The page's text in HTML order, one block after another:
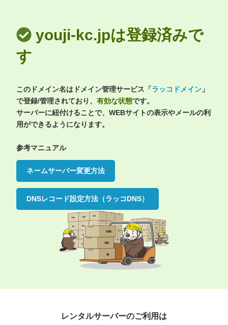
youji-kc.jpは登録済みで
す
このドメイン名はドメイン管理サービス「ラッコドメイン 」
で登録/管理されており、 有効な状態です。
サーバーに紐付けることで、WEBサイトの表示やメールの利
用ができるようになります。
参考マニュアル
ネームサーバー変更方法
DNSレコード設定方法（ラッコDNS）
レンタルサーバーのご利用は